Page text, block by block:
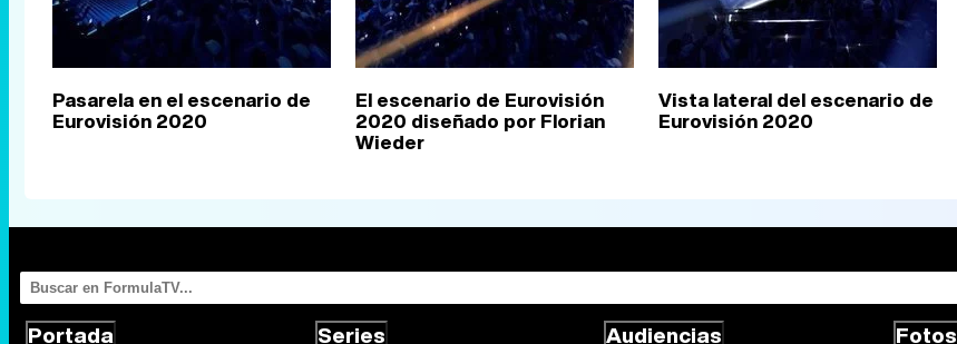
Pasarela en el escenario de
Eurovisión 2020
El escenario de Eurovisión
2020 diseñado por Florian
Wieder
Vista lateral del escenario de
Eurovisión 2020
Portada Series Audiencias Fotos